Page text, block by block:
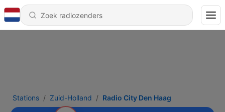
Stations Zuid-Holland Radio City Den Haag